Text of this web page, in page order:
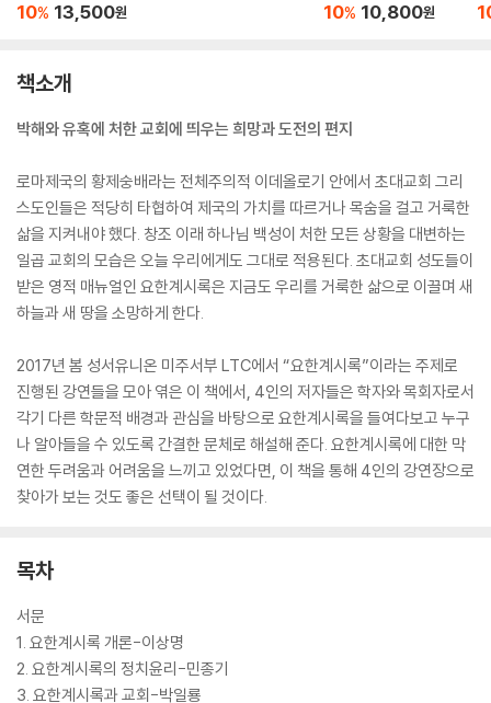
10% 13,500원 10% 10,800원
책소개
박해와 유혹에 처한 교회에 띄우는 희망과 도전의 편지
로마제국의 황제숭배라는 전체주의적 이데올로기 안에서 초대교회 그리
스도인들은 적당히 타협하여 제국의 가치를 따르거나 목숨을 걸고 거룩한
삶을 지켜내야 했다. 창조 이래 하나님 백성이 처한 모든 상황을 대변하는
일곱 교회의 모습은 오늘 우리에게도 그대로 적용된다. 초대교회 성도들이
받은 영적 매뉴얼인 요한계시록은 지금도 우리를 거룩한 삶으로 이끌며 새
하늘과 새 땅을 소망하게 한다.
2017년 봄 성서유니온 미주서부 LTC에서 “요한계시록”이라는 주제로
진행된 강연들을 모아 엮은 이 책에서, 4인의 저자들은 학자와 목회자로서
각기 다른 학문적 배경과 관심을 바탕으로 요한계시록을 들여다보고 누구
나 알아들을 수 있도록 간결한 문체로 해설해 준다. 요한계시록에 대한 막
연한 두려움과 어려움을 느끼고 있었다면, 이 책을 통해 4인의 강연장으로
찾아가 보는 것도 좋은 선택이 될 것이다.
목차
서문
1. 요한계시록 개론-이상명
2. 요한계시록의 정치윤리-민종기
3. 요한계시록과 교회-박일룡